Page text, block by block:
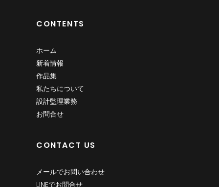
CONTENTS
ホーム
新着情報
作品集
私たちについて
設計監理業務
お問合せ
CONTACT US
メールでお問い合わせ
LINEでお問合せ